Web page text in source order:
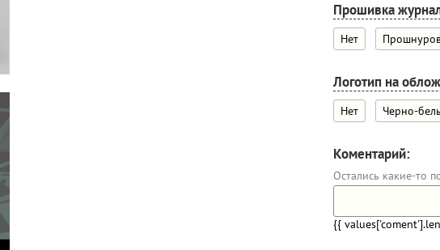
Прошивка
Нет
Логотип на
Нет Черно-
Коментарий:
Остались какие-то
{{